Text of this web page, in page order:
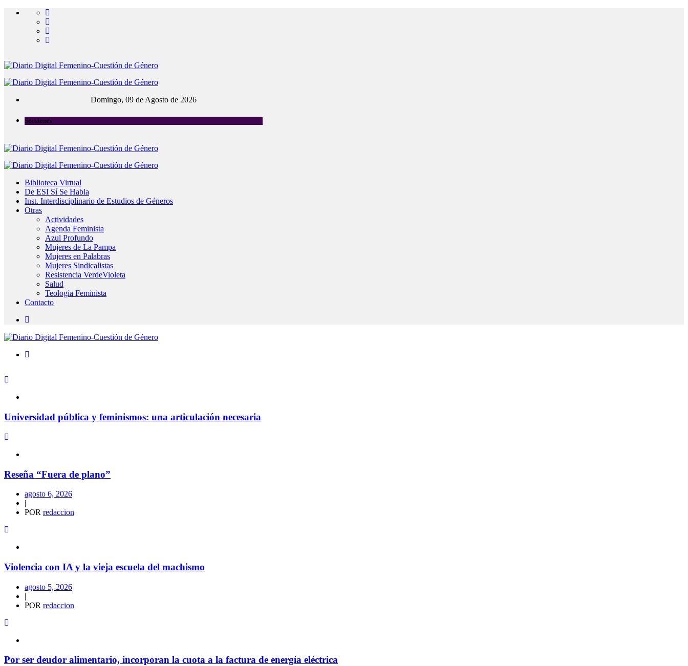
Domingo, 09 de Agosto de 2026
Secciones
Biblioteca Virtual
De ESI Sí Se Habla
Inst. Interdisciplinario de Estudios de Géneros
Otras
Actividades
Agenda Feminista
Azul Profundo
Mujeres de La Pampa
Mujeres en Palabras
Mujeres Sindicalistas
Resistencia VerdeVioleta
Salud
Teología Feminista
Contacto
Universidad pública y feminismos: una articulación necesaria
Reseña “Fuera de plano”
agosto 6, 2026
|
POR redaccion
Violencia con IA y la vieja escuela del machismo
agosto 5, 2026
|
POR redaccion
Por ser deudor alimentario, incorporan la cuota a la factura de energía eléctrica